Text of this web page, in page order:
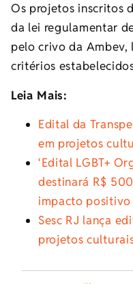
Os projetos inscritos
da lei regulamentar
pelo crivo da Ambev,
critérios
Leia Mais:
Edital da
em projetos
‘Edital LGBT+
destinará R$
impacto positivo
Sesc RJ lança
projetos